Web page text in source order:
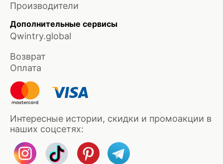
Производители
Дополнительные сервисы
Qwintry.global
Возврат
Оплата
Интересные истории, скидки и промоакции в
наших соцсетях: